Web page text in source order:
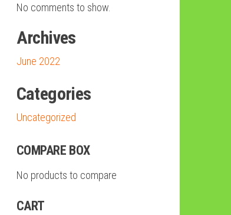
No comments to show.
Archives
June 2022
Categories
Uncategorized
COMPARE BOX
No products to compare
CART